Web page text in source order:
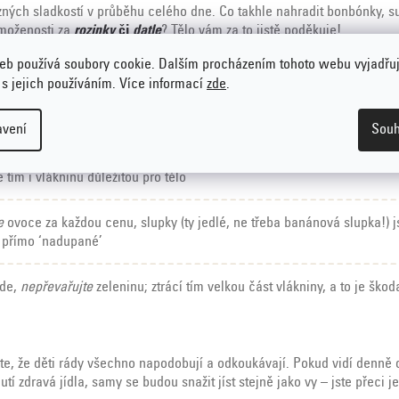
používá soubory cookie. Dalším procházením tohoto webu
jejich používáním. Více informací zde.
sladkostí v průběhu celého dne. Co takhle nahradit bonbónky,
za rozinky či datle? Tělo vám za to jistě poděkuje!
něco slaného a potřebujete pocit něčeho ‘nezdravého’? Udělejte
popcorn
ho nemůžeme sníst pytel a neměl by být přesolený
tím i vlákninu důležitou pro tělo
ovoce za každou cenu, slupky (ty jedlé, ne třeba banánová slupka!)
‘nadupané’
nepřevařujte zeleninu; ztrácí tím velkou část vlákniny, a to je
že děti rády všechno napodobují a odkoukávají. Pokud vidí denně
zdravá jídla, samy se budou snažit jíst stejně jako vy – jste přeci